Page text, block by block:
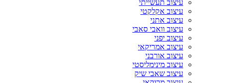
עיצוב תעשייתי
עיצוב אקלקטי
עיצוב אתני
עיצוב וואבי סאבי
עיצוב יפני
עיצוב אמריקאי
עיצוב אורבני
עיצוב מינימליסטי
עיצוב שאבי שיק